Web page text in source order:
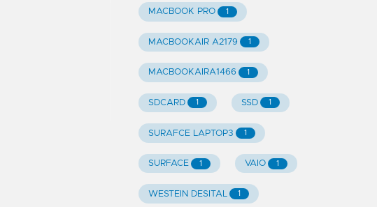
MACBOOK PRO 1
MACBOOKAIR A2179 1
MACBOOKAIRA1466 1
SDCARD 1 SSD 1
SURAFCE LAPTOP3 1
SURFACE 1 VAIO 1
WESTEIN DESITAL 1